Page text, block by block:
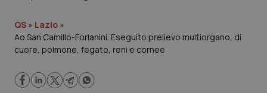
Governo e Parlamento
Regioni e Asl
QS » Lazio »
Ao San Camillo-Forlanini. Eseguito prelievo multiorgano, di
cuore, polmone, fegato, reni e cornee